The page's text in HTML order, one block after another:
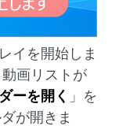
イを開始しま
画リストが
ーを開く 」を
が開きま